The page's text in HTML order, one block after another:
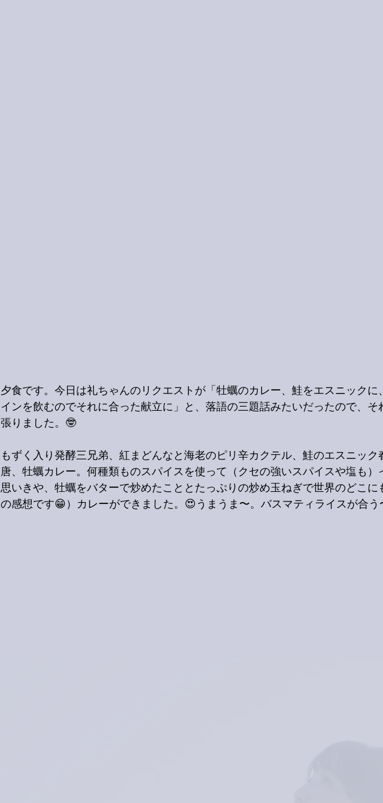
夕食です。今日は礼ちゃんのリクエストが「牡蠣のカレー、鮭をエスニックに
インを飲むのでそれに合った献立に」と、落語の三題話みたいだったので、そ
張りました。🤓
もずく入り発酵三兄弟、紅まどんなと海老のピリ辛カクテル、鮭のエスニック
唐、牡蠣カレー。何種類ものスパイスを使って（クセの強いスパイスや塩も）
思いきや、牡蠣をバターで炒めたこととたっぷりの炒め玉ねぎで世界のどこに
の感想です😁）カレーができました。😍うまうま〜。バスマティライスが合う